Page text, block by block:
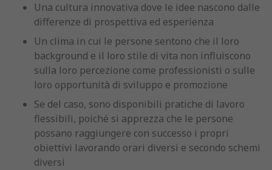
Una cultura innovativa dove le idee nascono dalle
differenze di prospettiva ed esperienza
Un clima in cui le persone sentono che il loro
background e il loro stile di vita non influiscono
sulla loro percezione come professionisti o sulle
loro opportunità di sviluppo e promozione
Se del caso, sono disponibili pratiche di lavoro
flessibili, poiché si apprezza che le persone
possano raggiungere con successo i propri
obiettivi lavorando orari diversi e secondo schemi
diversi